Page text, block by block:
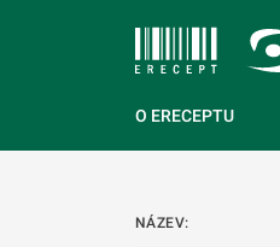
O ERECEPTU
NÁZEV: